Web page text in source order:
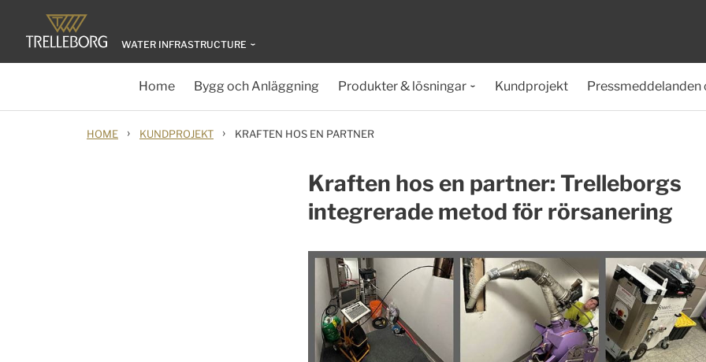
WATER INFRASTRUCTURE
Home Bygg och Anläggning Produkter & lösningar Kundprojekt Pressmeddelanden
HOME › KUNDPROJEKT › KRAFTEN HOS EN PARTNER
Kraften hos en partner: Trelleborgs
integrerade metod för rörsanering